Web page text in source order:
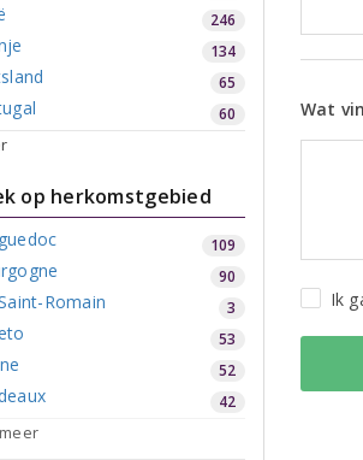
246
134
65
60
op herkomstgebied
109
90
Romain 3
53
52
42
meer
Wat
Ik